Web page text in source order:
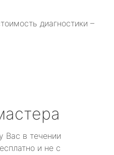
диагностики –
Вас в течении
и не с